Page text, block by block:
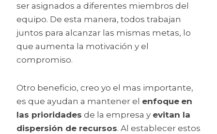
ser asignados a diferentes miembros del
equipo. De esta manera, todos trabajan
juntos para alcanzar las mismas metas, lo
que aumenta la motivación y el
compromiso.
Otro beneficio, creo yo el mas importante,
es que ayudan a mantener el enfoque en
las prioridades de la empresa y evitan la
dispersión de recursos. Al establecer estos